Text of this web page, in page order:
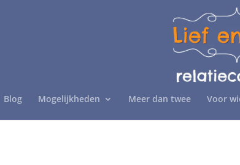
Blog Mogelijkheden Meer dan twee Voor